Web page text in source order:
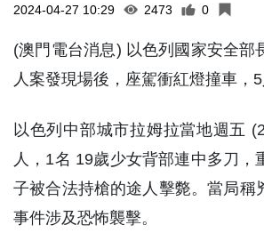
2024-04-27 10:29 2473 0
(澳門電台消息) 以色列國家安全部
人案發現場後，座駕衝紅燈撞車，5
以色列中部城市拉姆拉當地週五
人，1名 19歲少女背部連中多刀，
子被合法持槍的途人擊斃。當局稱
事件涉及恐怖襲擊。